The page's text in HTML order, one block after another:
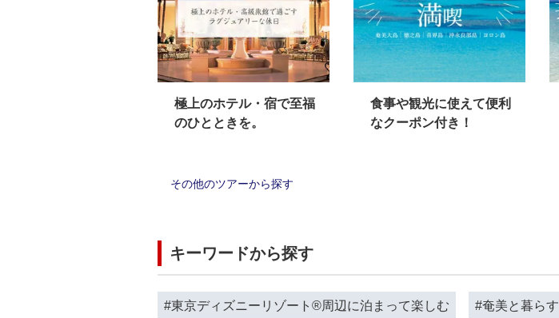
極上のホテル・宿で至福
のひとときを。
食事や観光に使えて便利
なクーポン付き！
その他のツアーから探す
キーワードから探す
#東京ディズニーリゾート®周辺に泊まって楽しむ #奄美と暮らす